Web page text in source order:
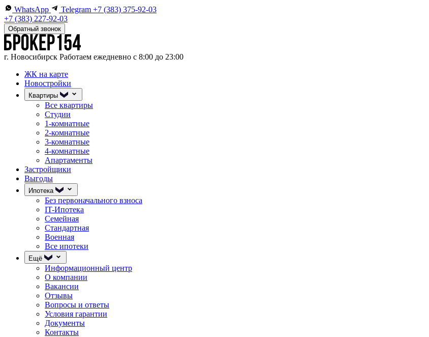
WhatsApp Telegram +7 (383) 375-92-03
+7 (383) 227-92-03
Обратный звонок
г. Новосибирск Работаем ежедневно с 8:00 до 23:00
ЖК на карте
Новостройки
Квартиры
Все квартиры
Студии
1-комнатные
2-комнатные
3-комнатные
4-комнатные
Апартаменты
Застройщики
Выгоды
Ипотека
Без первоначального взноса
IT-Ипотека
Семейная
Стандартная
Военная
Все ипотеки
Ещё
Информационный центр
О компании
Вакансии
Отзывы
Вопросы и ответы
Условия гарантии
Документы
Контакты